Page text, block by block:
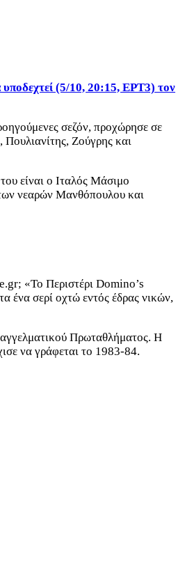
υποδεχτεί (5/10, 20:15, ΕΡΤ3) τον
σεζόν, προχώρησε σε
Πουλιανίτης, Ζούγρης και
είναι ο Ιταλός Μάσιμο
νεαρών Μανθόπουλου και
«Το Περιστέρι Domino’s
ένα σερί οχτώ εντός έδρας νικών,
Πρωταθλήματος. Η
να γράφεται το 1983-84.